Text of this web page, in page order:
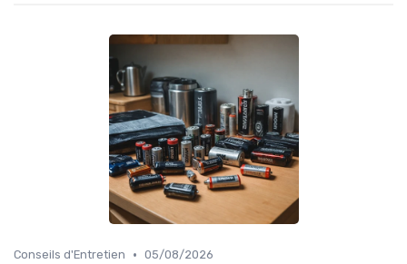
Conseils d'Entretien • 05/08/2026